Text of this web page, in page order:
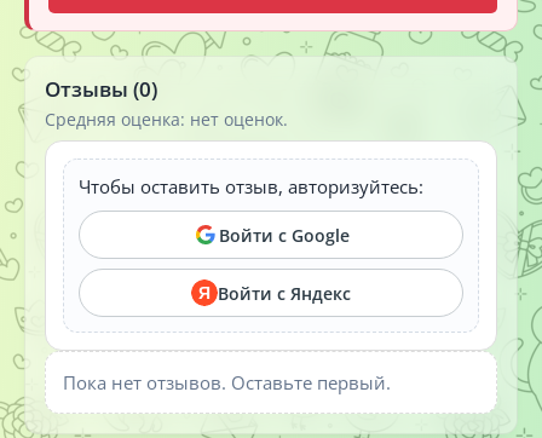
Отзывы (0)
Средняя оценка: нет оценок.
Чтобы оставить отзыв, авторизуйтесь:
Войти с Google
Я Войти с Яндекс
Пока нет отзывов. Оставьте первый.